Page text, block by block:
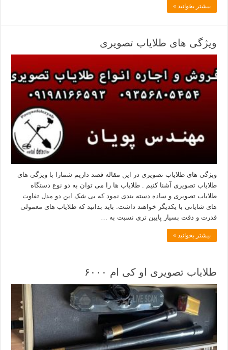
بیشتر بخوانید »
ویژگی های طلایاب تصویری
ویژگی های طلایاب تصویری در این مقاله قصد داریم شمارا با ویژگی های
طلایاب تصویری آشنا کنیم . طلایاب ها را می توان به دو نوع دستگاه
طلایاب تصویری و ساده دسته بندی نمود که بی شک این دو مدل تفاوت
های شایانی با یکدیگر خواهند داشت. باید بدانید که طلایاب های معمولی
قدرت و دقت بسیار پایین تری نسبت به …
بیشتر بخوانید »
طلایاب تصویری او کی ام ۶۰۰۰